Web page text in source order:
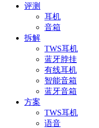
评测
耳机
音箱
拆解
TWS耳机
蓝牙脖挂
有线耳机
智能音箱
蓝牙音箱
方案
TWS耳机
语音